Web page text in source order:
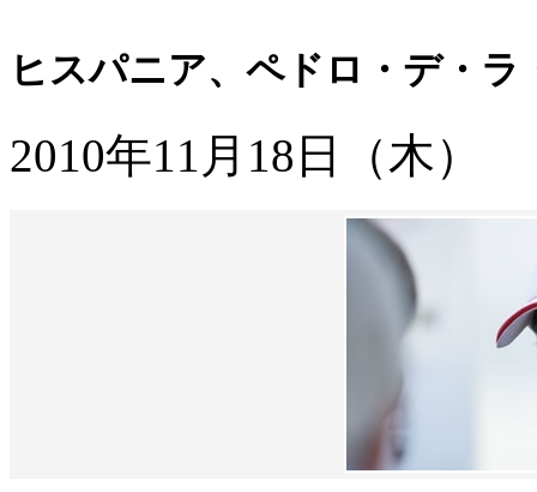
ヒスパニア、ペドロ・デ・
2010年11月18日（木）